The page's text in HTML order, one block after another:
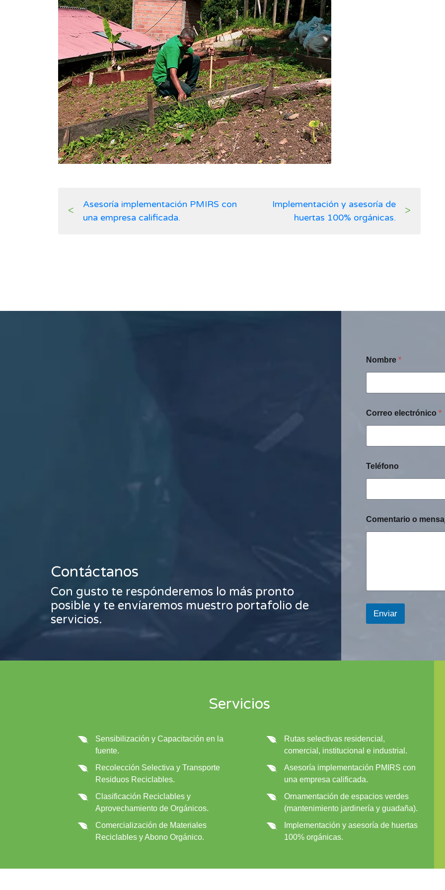
Navegación
Asesoría implementación PMIRS con
una empresa calificada.
Implementación y asesoría de
huertas 100% orgánicas.
Contáctanos
Con gusto te respónderemos lo más pronto
posible y te envíaremos muestro portafolio de
servicios.
Nombre *
Correo electrónico *
Teléfono
Comentario o
Enviar
Servicios
Sensibilización y Capacitación en la
fuente.
Recolección Selectiva y Transporte
Residuos Reciclables.
Clasificación Reciclables y
Aprovechamiento de Orgánicos.
Comercialización de Materiales
Reciclables y Abono Orgánico.
Rutas selectivas residencial,
comercial, institucional e industrial.
Asesoría implementación PMIRS con
una empresa calificada.
Ornamentación de espacios verdes
(mantenimiento jardinería y guadaña).
Implementación y asesoría de huertas
100% orgánicas.